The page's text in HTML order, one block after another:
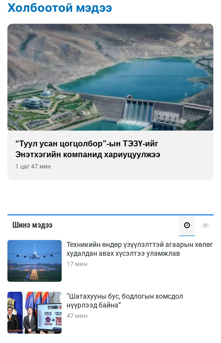
Холбоотой мэдээ
Алтны үнэ долоо хоногийнхоо дээд түвшинд
хүрэв
2 цаг 17 мин
Шинэ мэдээ
Техникийн өндөр үзүүлэлттэй агаарын хөлөг
худалдан авах хүсэлтээ уламжлав
17 мин
“Шатахууны бус, бодлогын хомсдол
нүүрлээд байна”
47 мин